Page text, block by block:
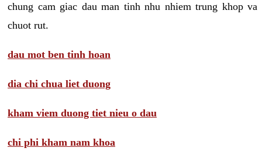
chung cam giac dau man tinh nhu nhiem trung khop va
chuot rut.
dau mot ben tinh hoan
dia chi chua liet duong
kham viem duong tiet nieu o dau
chi phi kham nam khoa